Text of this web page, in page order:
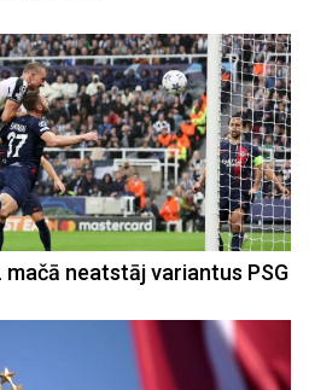
mačā neatstāj variantus PSG